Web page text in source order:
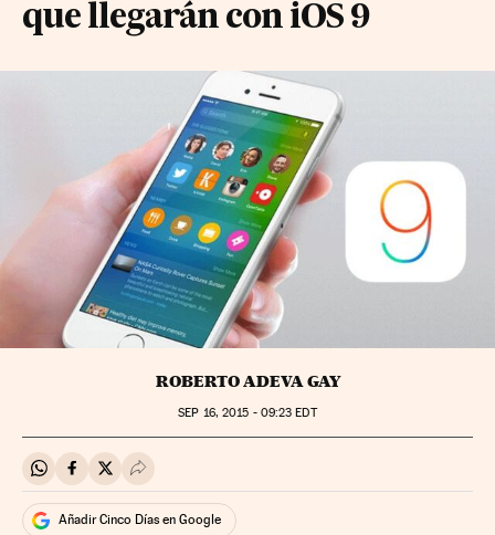
que llegarán con iOS 9
ROBERTO ADEVA GAY
SEP 16, 2015 - 09:23 EDT
Compartir en Whatsapp
Compartir en Facebook
Compartir en Twitter
Desplegar Redes Sociales
Añadir Cinco Días en Google